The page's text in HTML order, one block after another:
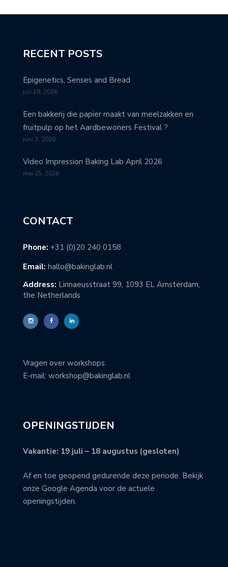
RECENT POSTS
Epigenetics, Senses and Bread
juli 19, 2026
Een bakkerij die papier maakt van meelzakken en
fruitpulp op het Aardbewoners Festival ?
juni 3, 2026
Video Impression Baking Lab April 2026
mei 25, 2026
CONTACT
Phone: +31 (0)20 240 0158
Email: hallo@bakinglab.nl
Address: Linnaeusstraat 99, 1093 EL Amsterdam,
the Netherlands
Vragen over workshops:
E-mail: workshop@bakinglab.nl
OPENINGSTIJDEN
Vakantie: 19 juli – 18 augustus (gesloten)
Af en toe geopend gedurende deze periode. Bekijk
onze Google Agenda voor de actuele
openingstijden.